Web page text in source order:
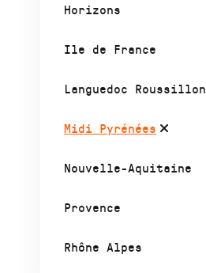
Horizons
Ile de France
Languedoc Roussillon
Midi Pyrénées
Nouvelle-Aquitaine
Provence
Rhône Alpes